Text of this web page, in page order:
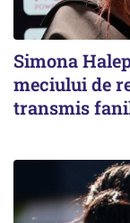
Simona
meciului de
transmis